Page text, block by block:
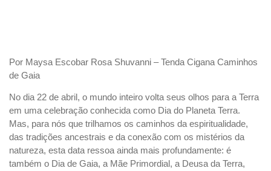
Por Maysa Escobar Rosa Shuvanni – Tenda Cigana Caminhos
de Gaia
No dia 22 de abril, o mundo inteiro volta seus olhos para a Terra
em uma celebração conhecida como Dia do Planeta Terra.
Mas, para nós que trilhamos os caminhos da espiritualidade,
das tradições ancestrais e da conexão com os mistérios da
natureza, esta data ressoa ainda mais profundamente: é
também o Dia de Gaia, a Mãe Primordial, a Deusa da Terra,